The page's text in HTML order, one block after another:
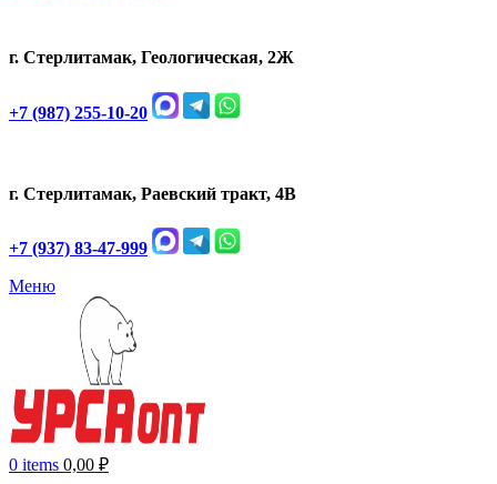
г. Стерлитамак, Геологическая, 2Ж
+7 (987) 255-10-20
г. Стерлитамак, Раевский тракт, 4В
+7 (937) 83-47-999
Меню
0 items 0,00 ₽